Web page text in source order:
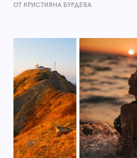
ОТ КРИСТИЯНА БУРДЕВА